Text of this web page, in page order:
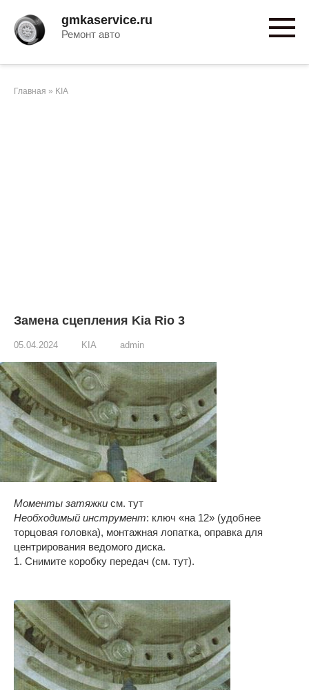
контенту
gmkaservice.ru
Ремонт авто
Главная » KIA
Замена сцепления Kia Rio 3
05.04.2024 KIA admin
Моменты затяжки см. тут
Необходимый инструмент: ключ «на 12» (удобнее
торцовая головка), монтажная лопатка, оправка для
центрирования ведомого диска.
1. Снимите коробку передач (см. тут).